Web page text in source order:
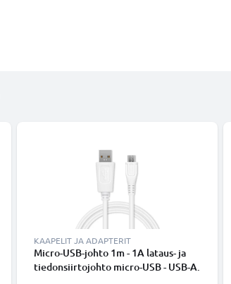
KAAPELIT JA ADAPTERIT
Micro-USB-johto 1m - 1A lataus- ja
tiedonsiirtojohto micro-USB - USB-A.